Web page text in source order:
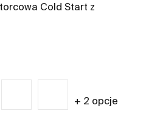
Cold Start z
+ 2 opcje